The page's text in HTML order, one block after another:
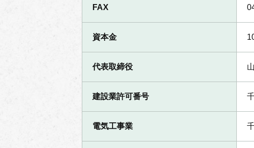
FAX
資本金
代表取締役
建設業許可番号
電気工事業